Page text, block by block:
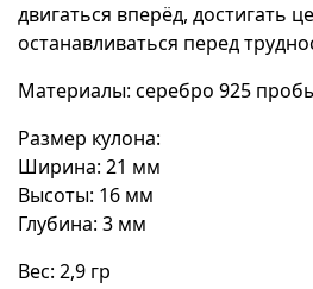
двигаться вперёд, достигать
останавливаться перед
Материалы: серебро 925
Размер кулона:
Ширина: 21 мм
Высоты: 16 мм
Глубина: 3 мм
Вес: 2,9 гр